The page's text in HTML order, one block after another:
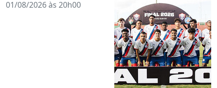
01/08/2026 às 20h00